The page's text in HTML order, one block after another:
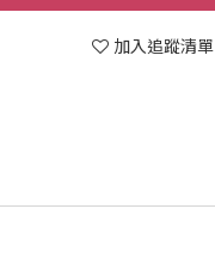
加入追蹤清單